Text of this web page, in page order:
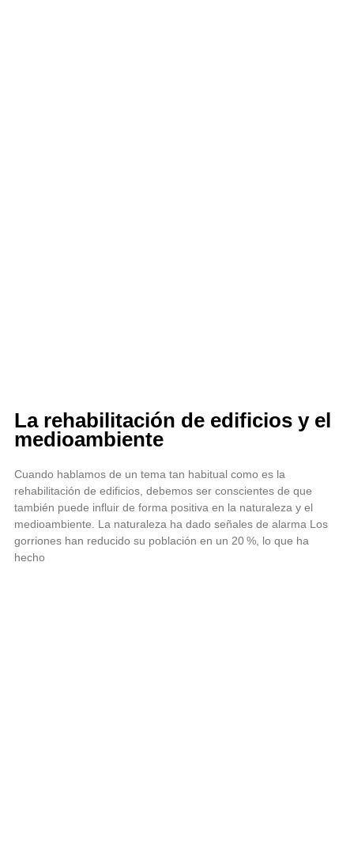
La rehabilitación de edificios y el
medioambiente
Cuando hablamos de un tema tan habitual como es la
rehabilitación de edificios, debemos ser conscientes de que
también puede influir de forma positiva en la naturaleza y el
medioambiente. La naturaleza ha dado señales de alarma Los
gorriones han reducido su población en un 20 %, lo que ha
hecho